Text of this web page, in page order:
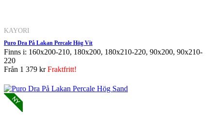
KAYORI
Puro Dra På Lakan Percale Hög Vit
Finns i: 160x200-210, 180x200, 180x210-220, 90x200, 90x210-
220
Från 1 379 krFraktfritt!